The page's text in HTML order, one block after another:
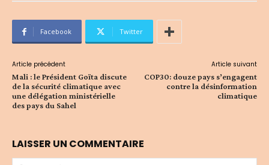
Facebook Twitter
Article précédent
Mali : le Président Goïta discute
de la sécurité climatique avec
une délégation ministérielle
des pays du Sahel
Article suivant
COP30: douze pays s’engagent
contre la désinformation
climatique
LAISSER UN COMMENTAIRE